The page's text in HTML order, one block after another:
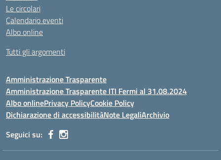
Le circolari
Calendario eventi
Albo online
Tutti gli argomenti
Amministrazione Trasparente
Amministrazione Trasparente ITI Fermi al 31.08.2024
Albo onlinePrivacy PolicyCookie Policy
Dichiarazione di accessibilitàNote LegaliArchivio
Seguici su: